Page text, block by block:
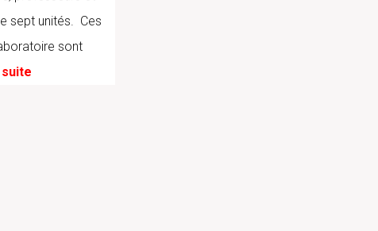
sept unités. Ces
sont
suite